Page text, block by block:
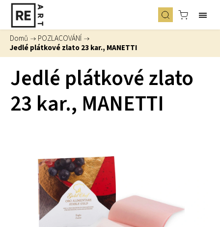
Domů / POZLACOVÁNÍ /
Jedlé plátkové zlato 23 kar., MANETTI
Jedlé plátkové zlato
23 kar., MANETTI